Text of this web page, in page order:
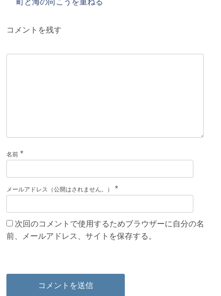
コメントを残す
名前 *
メールアドレス（公開はされません。） *
次回のコメントで使用するためブラウザーに自分の名
前、メールアドレス、サイトを保存する。